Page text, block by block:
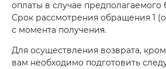
оплаты в случае предполагаемого
Срок рассмотрения обращения 1
с момента получения.
Для осуществления возврата,
вам необходимо подготовить